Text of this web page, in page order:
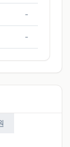
-
-